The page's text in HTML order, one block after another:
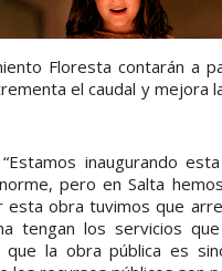
Floresta contarán a
el caudal y
inaugurando
pero en Salta
esta obra tuvimos que
tengan los servicios
que la obra pública es